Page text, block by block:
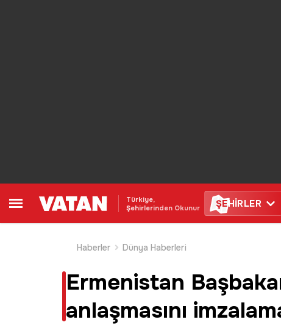
Türkiye,
Şehirlerinden Okunur
ŞEHİRLER
Haberler
Dünya Haberleri
Ermenistan
anlaşmasını